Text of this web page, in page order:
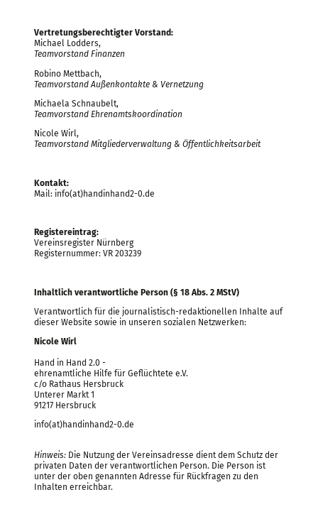
Vertretungsberechtigter Vorstand:
Michael Lodders,
Teamvorstand Finanzen
Robino Mettbach,
Teamvorstand Außenkontakte & Vernetzung
Michaela Schnaubelt,
Teamvorstand Ehrenamtskoordination
Nicole Wirl,
Teamvorstand Mitgliederverwaltung & Öffentlichkeitsarbeit
Kontakt:
Mail: info(at)handinhand2-0.de
Registereintrag:
Vereinsregister Nürnberg
Registernummer: VR 203239
Inhaltlich verantwortliche Person (§ 18 Abs. 2 MStV)
Verantwortlich für die journalistisch-redaktionellen Inhalte auf
dieser Website sowie in unseren sozialen Netzwerken:
Nicole Wirl
Hand in Hand 2.0 -
ehrenamtliche Hilfe für Geflüchtete e.V.
c/o Rathaus Hersbruck
Unterer Markt 1
91217 Hersbruck
info(at)handinhand2-0.de
Hinweis: Die Nutzung der Vereinsadresse dient dem Schutz der
privaten Daten der verantwortlichen Person. Die Person ist
unter der oben genannten Adresse für Rückfragen zu den
Inhalten erreichbar.